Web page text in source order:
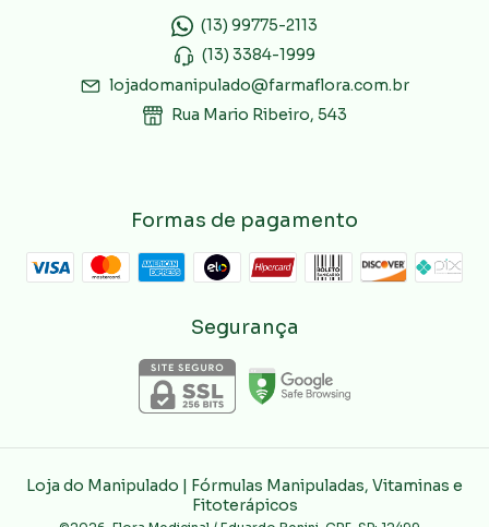
(13) 99775-2113
(13) 3384-1999
lojadomanipulado@farmaflora.com.br
Rua Mario Ribeiro, 543
Formas de pagamento
Segurança
Loja do Manipulado | Fórmulas Manipuladas, Vitaminas e
Fitoterápicos